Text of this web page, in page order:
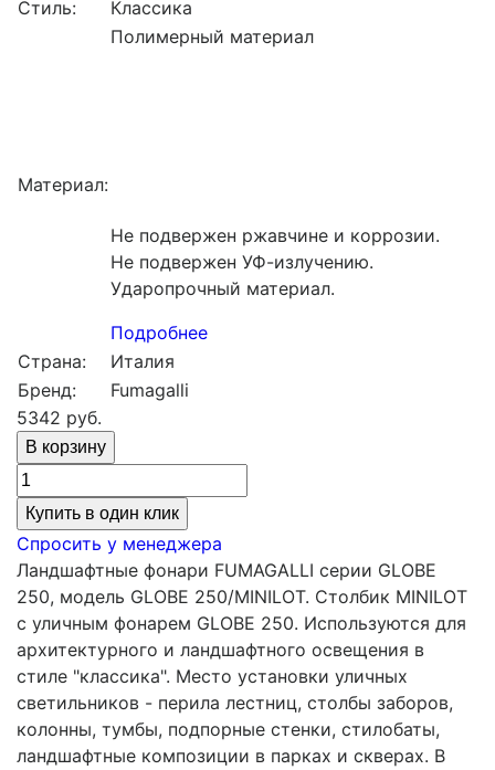
Стиль: Классика
Материал:
Полимерный материал
Не подвержен ржавчине и коррозии.
Не подвержен УФ-излучению.
Ударопрочный материал.
Подробнее
Страна:
Италия
Бренд:
Fumagalli
5342 руб.
Купить в один клик
Спросить у менеджера
Ландшафтные фонари FUMAGALLI серии GLOBE
250, модель GLOBE 250/MINILOT. Столбик MINILOT
с уличным фонарем GLOBE 250. Используются для
архитектурного и ландшафтного освещения в
стиле "классика". Место установки уличных
светильников - перила лестниц, столбы заборов,
колонны, тумбы, подпорные стенки, стилобаты,
ландшафтные композиции в парках и скверах. В